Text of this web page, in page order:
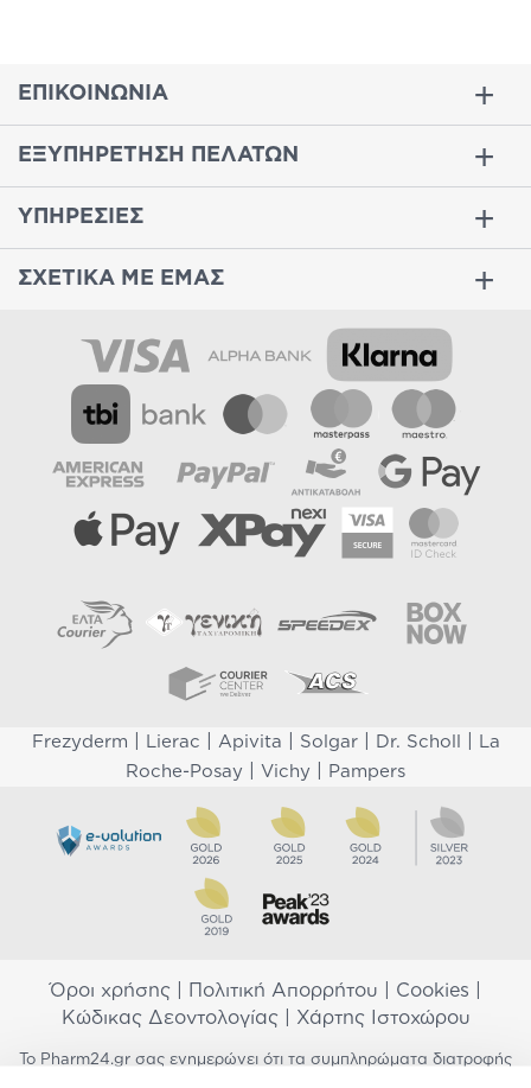
ΕΠΙΚΟΙΝΩΝΙΑ
ΕΞΥΠΗΡΕΤΗΣΗ ΠΕΛΑΤΩΝ
ΥΠΗΡΕΣΙΕΣ
ΣΧΕΤΙΚΑ ΜΕ ΕΜΑΣ
Frezyderm Lierac Apivita Solgar| Dr. Scholl
La
Roche-Posay
Vichy Pampers
Όροι χρήσης Πολιτική Απορρήτου Cookies
Κώδικας Δεοντολογίας| Χάρτης Ιστοχώρου
Το Pharm24.gr σας ενημερώνει ότι τα συμπληρώματα διατροφής